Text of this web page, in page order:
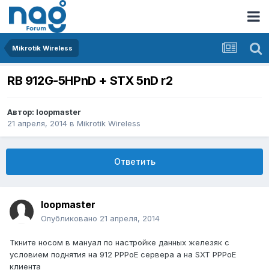
Mikrotik Wireless
RB 912G-5HPnD + STX 5nD r2
Автор: loopmaster
21 апреля, 2014 в Mikrotik Wireless
Ответить
loopmaster
Опубликовано 21 апреля, 2014
Ткните носом в мануал по настройке данных железяк с
условием поднятия на 912 PPPoE сервера а на SXT PPPoE
клиента